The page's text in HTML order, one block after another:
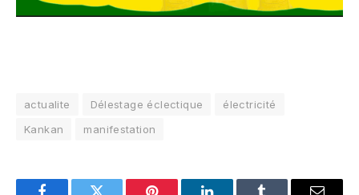
actualite Délestage éclectique
électricité
Kankan
manifestation